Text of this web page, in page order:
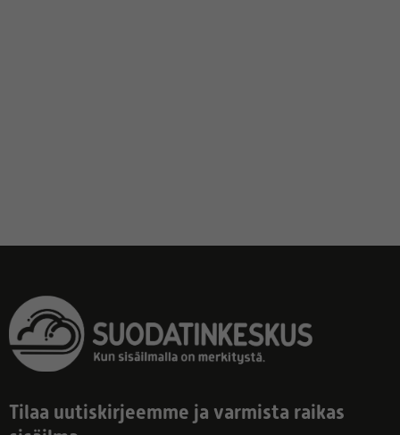
Tilaa uutiskirjeemme ja varmista raikas